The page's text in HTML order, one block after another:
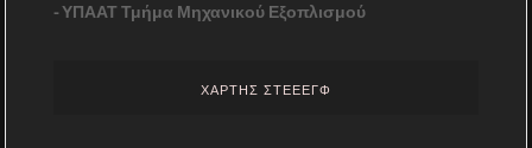
-ΥΠΑΑΤ Τμήμα Μηχανικού Εξοπλισμού
ΧΑΡΤΗΣ ΣΤΕΕΕΓΦ